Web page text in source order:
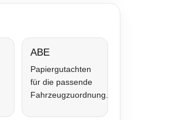
ABE
Papiergutachten
für die passende
Fahrzeugzuordnung.